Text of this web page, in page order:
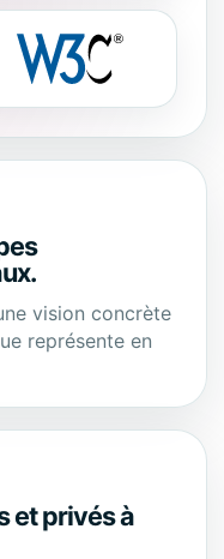
vision concrète
représente en
et privés à